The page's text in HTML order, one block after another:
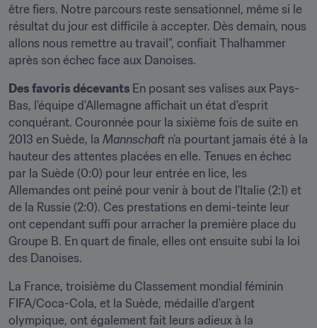
être fiers. Notre parcours reste sensationnel, même si le
résultat du jour est difficile à accepter. Dès demain, nous
allons nous remettre au travail", confiait Thalhammer
après son échec face aux Danoises.
Des favoris décevants En posant ses valises aux Pays-
Bas, l'équipe d'Allemagne affichait un état d'esprit
conquérant. Couronnée pour la sixième fois de suite en
2013 en Suède, la Mannschaft n'a pourtant jamais été à la
hauteur des attentes placées en elle. Tenues en échec
par la Suède (0:0) pour leur entrée en lice, les
Allemandes ont peiné pour venir à bout de l'Italie (2:1) et
de la Russie (2:0). Ces prestations en demi-teinte leur
ont cependant suffi pour arracher la première place du
Groupe B. En quart de finale, elles ont ensuite subi la loi
des Danoises.
La France, troisième du Classement mondial féminin
FIFA/Coca-Cola, et la Suède, médaille d'argent
olympique, ont également fait leurs adieux à la